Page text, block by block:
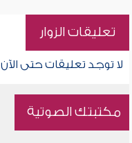
تعليقات الزوار
لا توجد تعليقات حتى الآن
مكتبتك الصوتية